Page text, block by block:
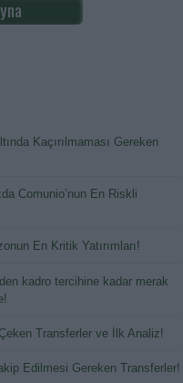
Kaçırılmaması Gereken
Comunio’nun En Riskli
En Kritik Yatırımları!
kadro tercihine kadar merak
Transferler ve İlk Analiz!
Edilmesi Gereken Transferler!